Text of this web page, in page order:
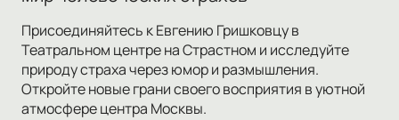
Присоединяйтесь к Евгению Гришковцу в
Театральном центре на Страстном и исследуйте
природу страха через юмор и размышления.
Откройте новые грани своего восприятия в уютной
атмосфере центра Москвы.